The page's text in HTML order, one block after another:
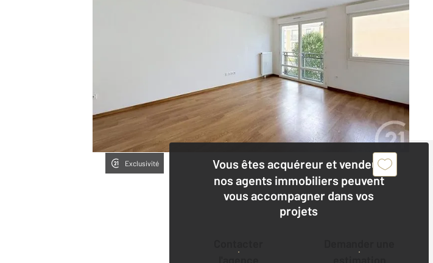
Vous êtes acquéreur et vendeur,
nos agents immobiliers peuvent
vous accompagner dans vos
projets
Exclusivité